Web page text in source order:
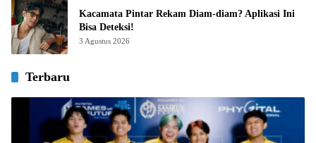
Kacamata Pintar Rekam Diam-diam? Aplikasi Ini
Bisa Deteksi!
3 Agustus 2026
Terbaru